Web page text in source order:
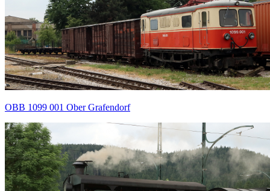
OBB 1099 001 Ober Grafendorf